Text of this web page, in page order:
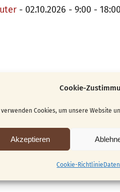
Cookie-
verwenden Cookies, um unsere Website
Akzeptieren
Cookie-Richtlinie
- 02.10.2026 - 9:00 - 18:00